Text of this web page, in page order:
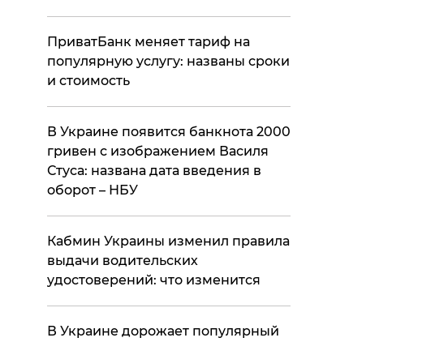
ПриватБанк меняет тариф на
популярную услугу: названы сроки
и стоимость
В Украине появится банкнота 2000
гривен с изображением Василя
Стуса: названа дата введения в
оборот – НБУ
Кабмин Украины изменил правила
выдачи водительских
удостоверений: что изменится
В Украине дорожает популярный